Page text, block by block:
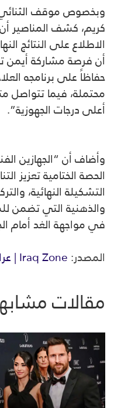
وبخصوص موقف
كريم، كشف المناصير
الاطلاع على النتائج
أن فرصة مشاركة أيمن
حفاظاً على برنامجه
محتملة، فيما تتواصل
أعلى درجات الجهوزية”.
وأضاف أن “الجهازين
الحصة الختامية تعزيز
التشكيلة النهائية،
والذهنية التي تضمن
في مواجهة الغد أمام
المصدر:Iraq Zone | عراق زون
مقالات